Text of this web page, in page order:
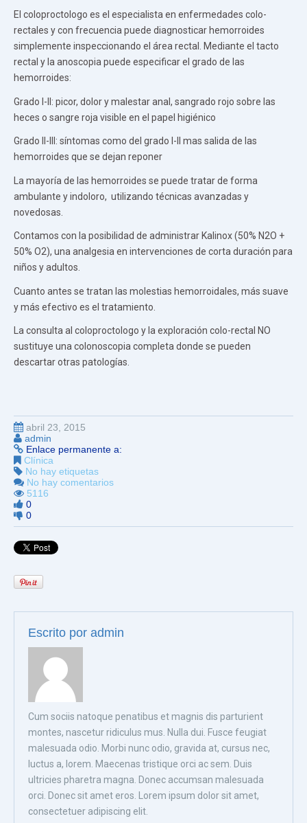
El coloproctologo es el especialista en enfermedades colo-
rectales y con frecuencia puede diagnosticar hemorroides
simplemente inspeccionando el área rectal. Mediante el tacto
rectal y la anoscopia puede especificar el grado de las
hemorroides:
Grado I-II: picor, dolor y malestar anal, sangrado rojo sobre las
heces o sangre roja visible en el papel higiénico
Grado II-III: síntomas como del grado I-II mas salida de las
hemorroides que se dejan reponer
La mayoría de las hemorroides se puede tratar de forma
ambulante y indoloro, utilizando técnicas avanzadas y
novedosas.
Contamos con la posibilidad de administrar Kalinox (50% N2O +
50% O2), una analgesia en intervenciones de corta duración para
niños y adultos.
Cuanto antes se tratan las molestias hemorroidales, más suave
y más efectivo es el tratamiento.
La consulta al coloproctologo y la exploración colo-rectal NO
sustituye una colonoscopia completa donde se pueden
descartar otras patologías.
abril 23, 2015
admin
Enlace permanente a:
Clínica
No hay etiquetas
No hay comentarios
5116
0
0
Escrito por admin
Cum sociis natoque penatibus et magnis dis parturient
montes, nascetur ridiculus mus. Nulla dui. Fusce feugiat
malesuada odio. Morbi nunc odio, gravida at, cursus nec,
luctus a, lorem. Maecenas tristique orci ac sem. Duis
ultricies pharetra magna. Donec accumsan malesuada
orci. Donec sit amet eros. Lorem ipsum dolor sit amet,
consectetuer adipiscing elit.